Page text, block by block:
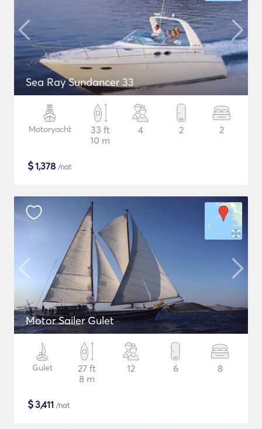
Sea Ray Sundancer 33
Motoryacht
33 ft
10 m
4 2 2
$1,378 /nat
Motor Sailer Gulet
Gulet
27 ft
8 m
12 6 8
$3,411 /nat